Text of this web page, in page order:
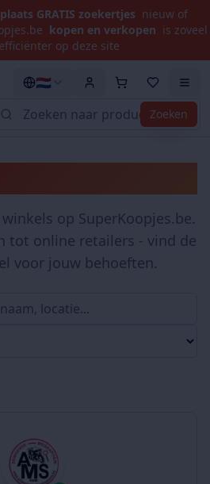
GRATIS zoekertjes nieuw of
kopen en verkopen is zoveel
op deze site
Zoeken
🇳🇱
op SuperKoopjes.be.
tot online retailers - vind de
voor jouw behoeften.